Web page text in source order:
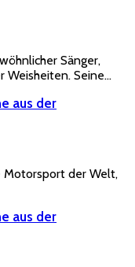
Sänger,
Weisheiten. Seine…
aus der
Motorsport der Welt,
aus der